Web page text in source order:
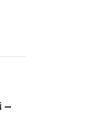
–